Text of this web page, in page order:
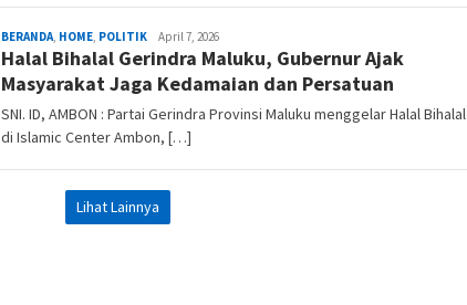
BERANDA, HOME, POLITIK Suara
Nusa
April 7, 2026
Halal Bihalal Gerindra Maluku, Gubernur Ajak
Masyarakat Jaga Kedamaian dan Persatuan
SNI. ID, AMBON : Partai Gerindra Provinsi Maluku menggelar Halal Bihalal
di Islamic Center Ambon, […]
Lihat Lainnya